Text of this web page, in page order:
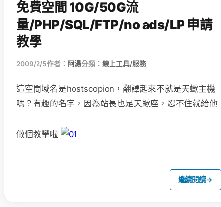
免費空間 10G/50G流
量/PHP/SQL/FTP/no ads/LP 申請
教學
2009/2/5作者： 阿湯分類： 線上工具/服務
這空間域名是hostscopion，翻譯起來不就是天蠍主機
嗎？ 有趣的名字，因為站長也是天蠍座，忍不住就給他
做個教學啦
繼續閱讀→